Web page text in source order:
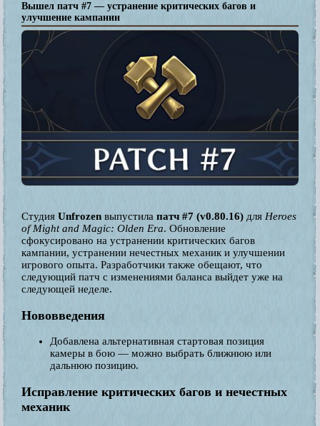
Вышел патч #7 — устранение критических багов и
улучшение кампании
Студия Unfrozen выпустила патч #7 (v0.80.16) для Heroes
of Might and Magic: Olden Era. Обновление
сфокусировано на устранении критических багов
кампании, устранении нечестных механик и улучшении
игрового опыта. Разработчики также обещают, что
следующий патч с изменениями баланса выйдет уже на
следующей неделе.
Нововведения
Добавлена альтернативная стартовая позиция
камеры в бою — можно выбрать ближнюю или
дальнюю позицию.
Исправление критических багов и нечестных
механик